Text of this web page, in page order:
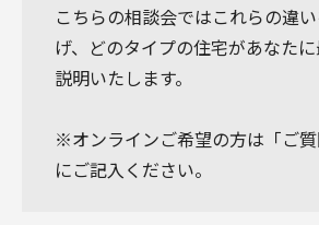
こちらの相談会ではこれらの違
げ、どのタイプの住宅があなた
説明いたします。
※オンラインご希望の方は「ご
にご記入ください。